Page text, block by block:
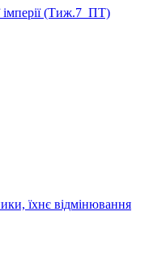
імперії (Тиж.7_ПТ)
їхнє відмінювання